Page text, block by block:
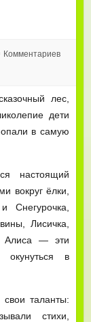
Комментариев
лес,
дети
в самую
настоящий
вокруг ёлки,
Лисичка,
Алиса — эти
окунуться в
таланты:
стихи,